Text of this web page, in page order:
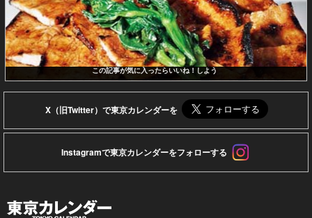
この記事が気に入ったらいいね！しよう
X（旧Twitter）で東京カレンダーを
Instagramで東京カレンダーをフォローする